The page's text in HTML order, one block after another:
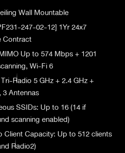
Wall Mountable
247-02-12] 1Yr 24x7
Contract
Up to 574 Mbps + 1201
Wi-Fi 6
Radio 5 GHz + 2.4 GHz +
3 Antennas
SSIDs: Up to 16 (14 if
scanning enabled)
Client Capacity: Up to 512 clients
Radio2)